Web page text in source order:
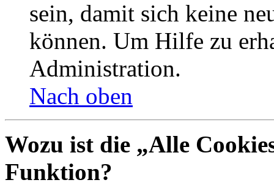
sein, damit sich keine
können. Um Hilfe zu
Administration.
Nach oben
Wozu ist die „Alle
Funktion?